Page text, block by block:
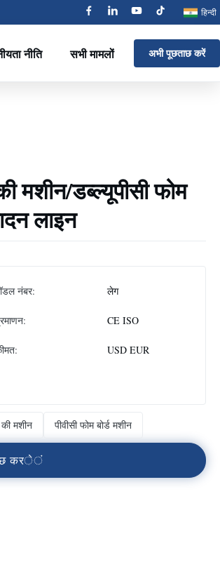
हिन्दी
नीति सभी मामलों अभी पूछताछ करें
मशीन/डब्ल्यूपीसी फोम
लाइन
नंबर: लेग
CE ISO
USD EUR
की मशीन पीवीसी फोम बोर्ड मशीन
करें